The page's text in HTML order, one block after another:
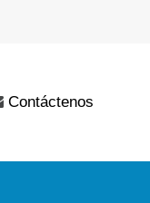
Contáctenos